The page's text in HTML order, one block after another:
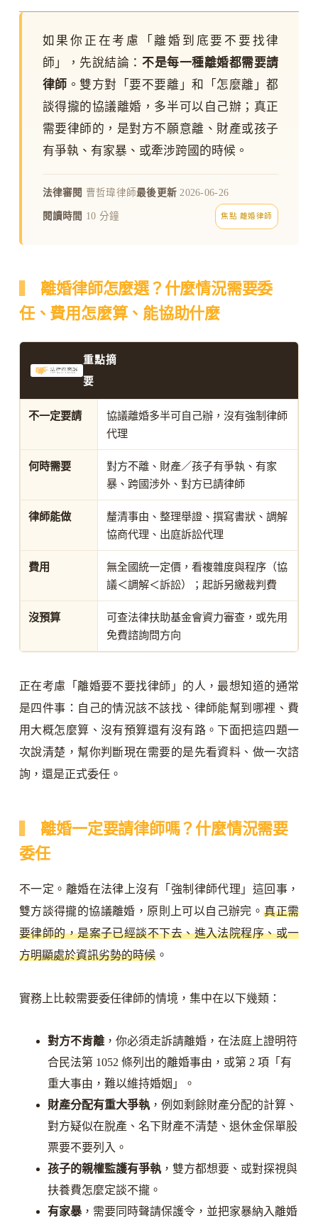
如果你正在考慮「離婚到底要不要找律
師」，先說結論： 不是每一種離婚都需要請
律師 。雙方對「要不要離」和「怎麼離」都
談得攏的協議離婚，多半可以自己辦；真正
需要律師的，是對方不願意離、財產或孩子
有爭執、有家暴、或牽涉跨國的時候。
法律審閱 曹哲瑋律師最後更新 2026-06-26
閱讀時間 10 分鐘 焦點 離婚律師
離婚律師怎麼選？什麼情況需要委
任、費用怎麼算、能協助什麼
重點摘
要
不一定要請
協議離婚多半可自己辦，沒有強制律師
代理
何時需要
對方不離、財產／孩子有爭執、有家
暴、跨國涉外、對方已請律師
律師能做
釐清事由、整理舉證、撰寫書狀、調解
協商代理、出庭訴訟代理
費用
無全國統一定價，看複雜度與程序（協
議＜調解＜訴訟）；起訴另繳裁判費
沒預算
可查法律扶助基金會資力審查，或先用
免費諮詢問方向
正在考慮「離婚要不要找律師」的人，最想知道的通常
是四件事：自己的情況該不該找、律師能幫到哪裡、費
用大概怎麼算、沒有預算還有沒有路。下面把這四題一
次說清楚，幫你判斷現在需要的是先看資料、做一次諮
詢，還是正式委任。
離婚一定要請律師嗎？什麼情況需要
委任
不一定。離婚在法律上沒有「強制律師代理」這回事，
雙方談得攏的協議離婚，原則上可以自己辦完。真正需
要律師的，是案子已經談不下去、進入法院程序、或一
方明顯處於資訊劣勢的時候 。
實務上比較需要委任律師的情境，集中在以下幾類：
對方不肯離，你必須走訴請離婚，在法庭上證明符
合民法第 1052 條列出的離婚事由，或第 2 項「有
重大事由，難以維持婚姻」。
財產分配有重大爭執，例如剩餘財產分配的計算、
對方疑似在脫產、名下財產不清楚、退休金保單股
票要不要列入。
孩子的親權監護有爭執，雙方都想要、或對探視與
扶養費怎麼定談不攏。
有家暴，需要同時聲請保護令，並把家暴納入離婚